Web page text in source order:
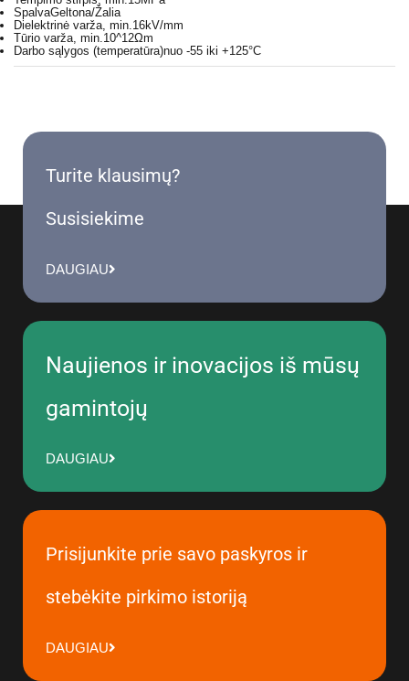
SpalvaGeltona/Žalia
Dielektrinė varža, min. 16kV/mm
Tūrio varža, min. 10^12Ωm
Darbo sąlygos (temperatūra)nuo -55 iki +125°C
Turite klausimų?
Susisiekime
DAUGIAU
Naujienos ir inovacijos iš mūsų
gamintojų
DAUGIAU
Prisijunkite prie savo paskyros ir
stebėkite pirkimo istoriją
DAUGIAU